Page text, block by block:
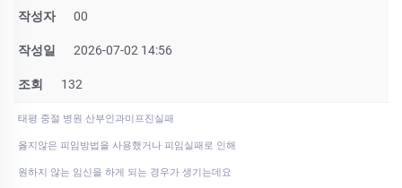
작성자 00
작성일 2026-07-02 14:56
조회 132
태평 중절 병원 산부인과미프진실패
옳지않은 피임방법을 사용했거나 피임실패로 인해
원하지 않는 임신을 하게 되는 경우가 생기는데요